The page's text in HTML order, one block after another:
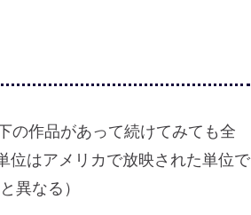
の作品があって続けてみても全
位はアメリカで放映された単位で
異なる）